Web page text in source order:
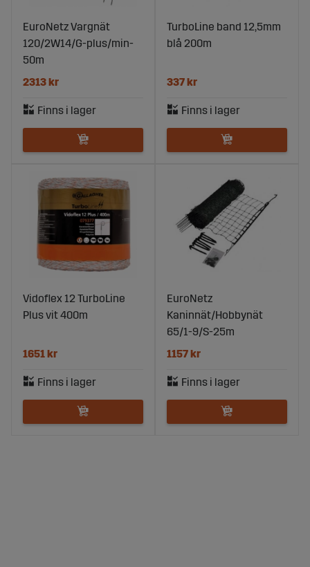
EuroNetz Vargnät
120/2W14/G-plus/min-
50m
2313 kr
TurboLine band 12,5mm
blå 200m
337 kr
Vidoflex 12 TurboLine
Plus vit 400m
1651 kr
EuroNetz
Kaninnät/Hobbynät
65/1-9/S-25m
1157 kr